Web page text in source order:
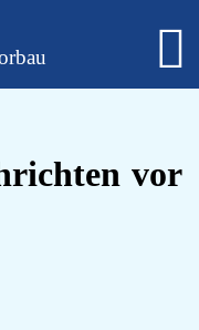
Alte Herren
4 - Sachsen-Anhalt
vor